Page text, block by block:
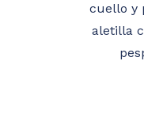
cuello y
aletilla